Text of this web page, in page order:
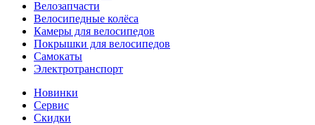
Велозапчасти
Велосипедные колёса
Камеры для велосипедов
Покрышки для велосипедов
Самокаты
Электротранспорт
Новинки
Сервис
Скидки